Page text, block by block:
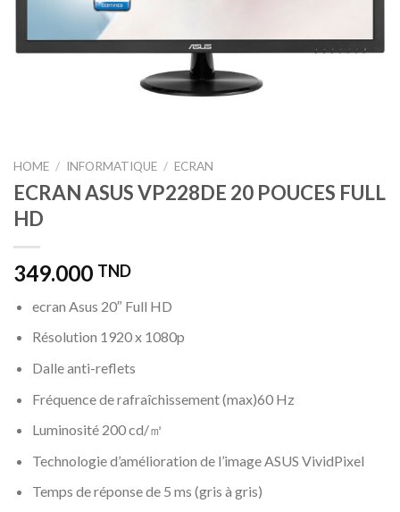
HOME / INFORMATIQUE / ECRAN
ECRAN ASUS VP228DE 20 POUCES FULL
HD
349.000 TND
ecran Asus 20″ Full HD
Résolution 1920 x 1080p
Dalle anti-reflets
Fréquence de rafraîchissement (max)60 Hz
Luminosité 200 cd/㎡
Technologie d’amélioration de l’image ASUS VividPixel
Temps de réponse de 5 ms (gris à gris)